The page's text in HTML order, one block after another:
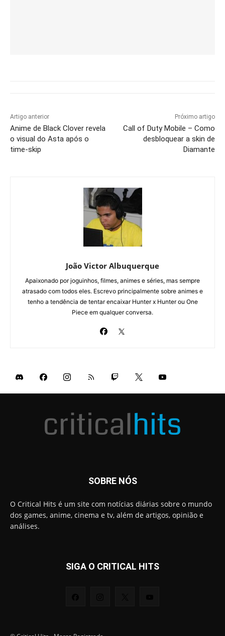
Artigo anterior
Anime de Black Clover revela
o visual do Asta após o
time-skip
Próximo artigo
Call of Duty Mobile – Como
desbloquear a skin de
Diamante
João Victor Albuquerque
Apaixonado por joguinhos, filmes, animes e séries, mas sempre
atrasado com todos eles. Escrevo principalmente sobre animes e
tenho a tendência de tentar encaixar Hunter x Hunter ou One
Piece em qualquer conversa.
SOBRE NÓS
O Critical Hits é um site com notícias diárias sobre o mundo
dos games, anime, cinema e tv, além de artigos, opinião e
análises.
SIGA O CRITICAL HITS